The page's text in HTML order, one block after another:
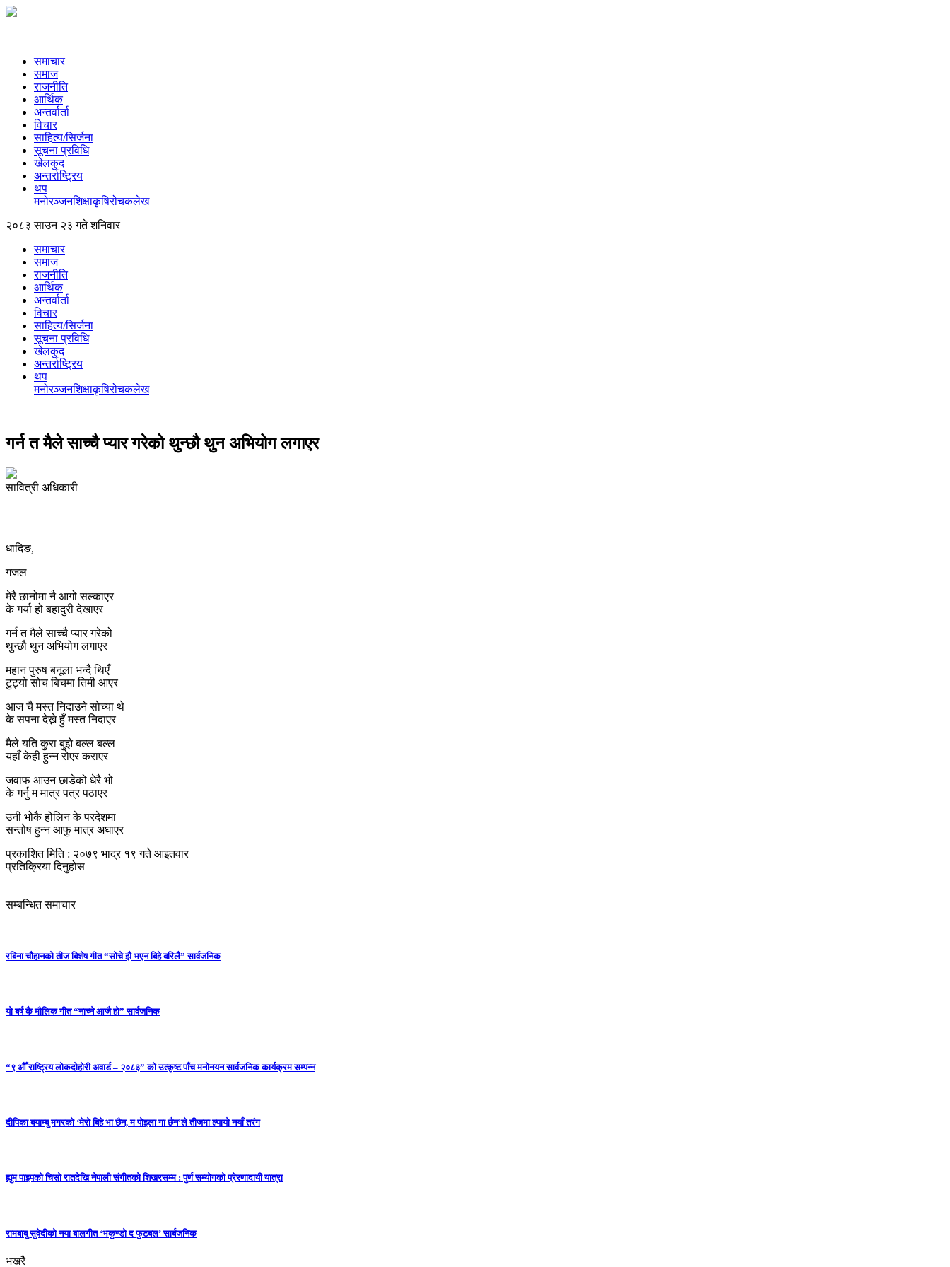
समाचार
समाज
राजनीति
आर्थिक
अन्तर्वार्ता
विचार
साहित्य/सिर्जना
सूचना प्रविधि
खेलकुद
अन्तर्राष्ट्रिय
थप
मनोरञ्‍जनशिक्षाकृषिरोचकलेख
२०८३ साउन २३ गते शनिवार
समाचार
समाज
राजनीति
आर्थिक
अन्तर्वार्ता
विचार
साहित्य/सिर्जना
सूचना प्रविधि
खेलकुद
अन्तर्राष्ट्रिय
थप
मनोरञ्‍जनशिक्षाकृषिरोचकलेख
गर्न त मैले साच्चै प्यार गरेको थुन्छौ थुन अभियोग लगाएर
सावित्री अधिकारी
धादिङ,
गजल
मेरै छानोमा नै आगो सल्काएर
के गर्या हो बहादुरी देखाएर
गर्न त मैले साच्चै प्यार गरेको
थुन्छौ थुन अभियोग लगाएर
महान पुरुष बनूला भन्दै थिएँ
टुट्यो सोच बिचमा तिमी आएर
आज चै मस्त निदाउने सोच्या थे
के सपना देख्ने हुँ मस्त निदाएर
मैले यति कुरा बुझे बल्ल बल्ल
यहाँ केही हुन्न रोएर कराएर
जवाफ आउन छाडेको धेरै भो
के गर्नु म मात्र पत्र पठाएर
उनी भोकै होलिन के परदेशमा
सन्तोष हुन्न आफु मात्र अघाएर
प्रकाशित मिति : २०७९ भाद्र १९ गते आइतवार
प्रतिक्रिया दिनुहोस
सम्बन्धित समाचार
रबिना चौहानको तीज बिशेष गीत “सोचे झै भएन बिहे बरिलै” सार्वजनिक
यो बर्ष कै मौलिक गीत “नाच्ने आजै हो” सार्वजनिक
“९ औँ राष्ट्रिय लोकदोहोरी अवार्ड – २०८३” को उत्कृष्ट पाँच मनोनयन सार्वजनिक कार्यक्रम सम्पन्न
दीपिका बयाम्बु मगरको ‘मेरो बिहे भा छैन, म पोइला गा छैन’ले तीजमा ल्यायो नयाँ तरंग
ह्युम पाइपको चिसो रातदेखि नेपाली संगीतको शिखरसम्म : पुर्ण सम्योगको प्रेरणादायी यात्रा
रामबाबु सुवेदीको नया बालगीत ‘भकुण्डो द फुटबल’ सार्बजनिक
भखरै